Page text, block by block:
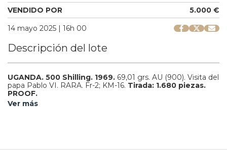
VENDIDO POR
5.000 €
14 mayo 2025 | 16h 00
Descripción del lote
UGANDA. 500 Shilling. 1969. 69,01 grs. AU (900). Visita del
papa Pablo VI. RARA. Fr-2; KM-16. Tirada: 1.680 piezas.
PROOF.
Ver más